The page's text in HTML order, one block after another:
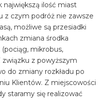
największą ilość miast
z czym podróż nie zawsze
możliwe są przesiadki
zmiana środka
mikrobus,
z powyższym
do zmiany rozkładu po
Klientów. Z miejscowości
staramy się realizować